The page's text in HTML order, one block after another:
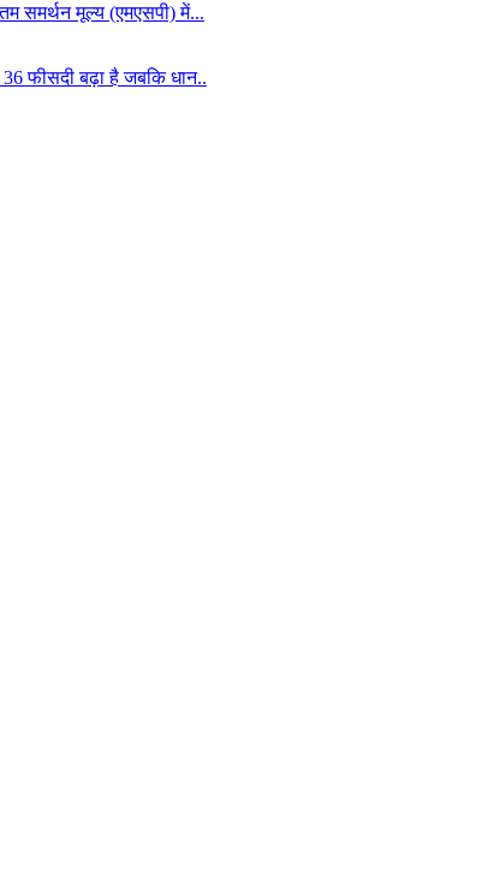
समर्थन मूल्य (एमएसपी) में...
फीसदी बढ़ा है जबकि धान..